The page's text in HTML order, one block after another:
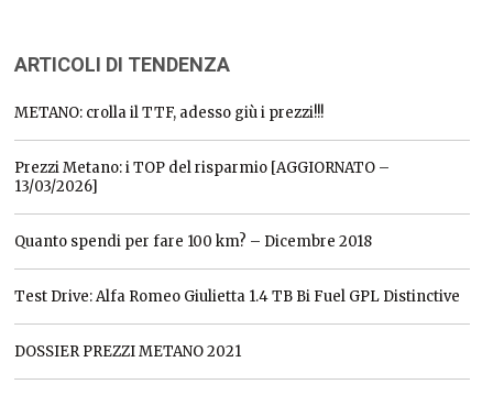
ARTICOLI DI TENDENZA
METANO: crolla il TTF, adesso giù i prezzi!!!
Prezzi Metano: i TOP del risparmio [AGGIORNATO –
13/03/2026]
Quanto spendi per fare 100 km? – Dicembre 2018
Test Drive: Alfa Romeo Giulietta 1.4 TB Bi Fuel GPL Distinctive
DOSSIER PREZZI METANO 2021